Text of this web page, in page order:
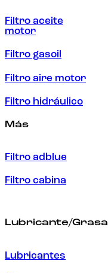
Filtro aceite
motor
Filtro gasoil
Filtro aire motor
Filtro hidráulico
Más
Filtro adblue
Filtro cabina
Lubricante/Grasa
Lubricantes